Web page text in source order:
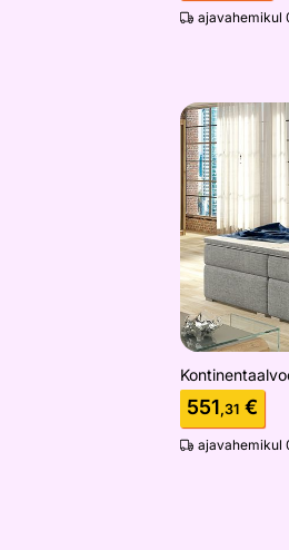
ajavahemikul
551,31 €
ajavahemikul